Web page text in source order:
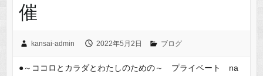
催
kansai-admin 2022年5月2日 ブログ
●～ココロとカラダとわたしのための～ プライベート na